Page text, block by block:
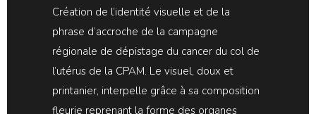
Création de l’identité visuelle et de la
phrase d’accroche de la campagne
régionale de dépistage du cancer du col de
l’utérus de la CPAM. Le visuel, doux et
printanier, interpelle grâce à sa composition
fleurie reprenant la forme des organes